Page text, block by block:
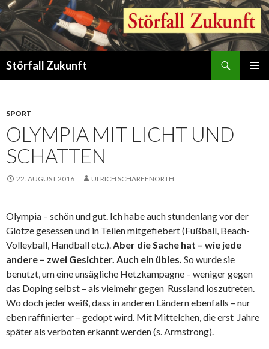
Störfall Zukunft
SPORT
OLYMPIA MIT LICHT UND
SCHATTEN
22. AUGUST 2016 ULRICH SCHARFENORTH
Olympia – schön und gut. Ich habe auch stundenlang vor der
Glotze gesessen und in Teilen mitgefiebert (Fußball, Beach-
Volleyball, Handball etc.).Aber die Sache hat – wie jede
andere – zwei Gesichter. Auch ein übles. So wurde sie
benutzt, um eine unsägliche Hetzkampagne – weniger gegen
das Doping selbst – als vielmehr gegen Russland loszutreten.
Wo doch jeder weiß, dass in anderen Ländern ebenfalls – nur
eben raffinierter – gedopt wird. Mit Mittelchen, die erst Jahre
später als verboten erkannt werden (s. Armstrong).